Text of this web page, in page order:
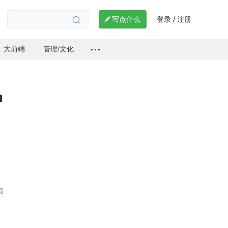
  写点什么 登录 / 注册
大前端 管理/文化